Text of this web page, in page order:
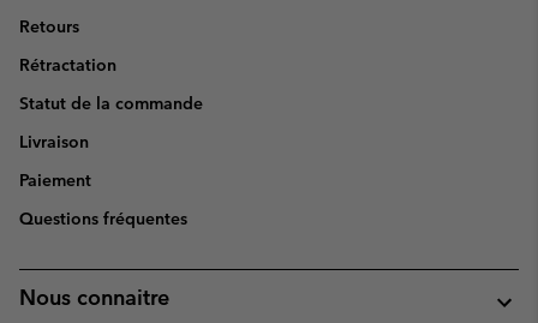
Retours
Rétractation
Statut de la commande
Livraison
Paiement
Questions fréquentes
Nous connaitre